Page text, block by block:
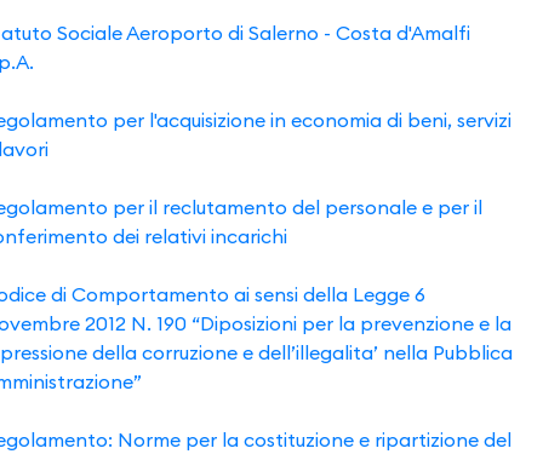
Sociale Aeroporto di Salerno - Costa d'Amalfi
per l'acquisizione in economia di beni, servizi
per il reclutamento del personale e per il
dei relativi incarichi
di Comportamento ai sensi della Legge 6
2012 N. 190 “Diposizioni per la prevenzione e la
della corruzione e dell’illegalita’ nella Pubblica
Norme per la costituzione e ripartizione del